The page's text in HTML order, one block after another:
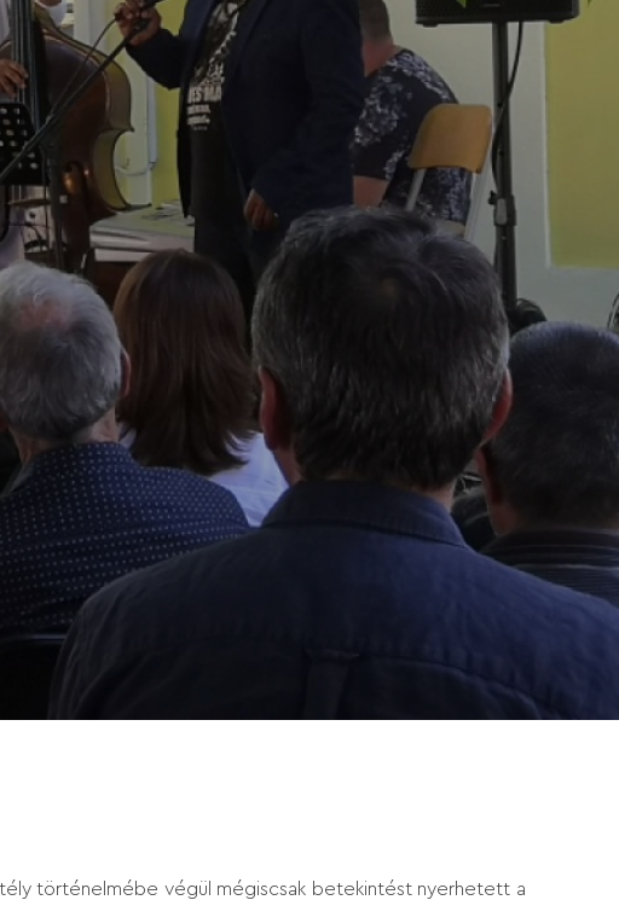
történelmébe végül mégiscsak betekintést nyerhetett a